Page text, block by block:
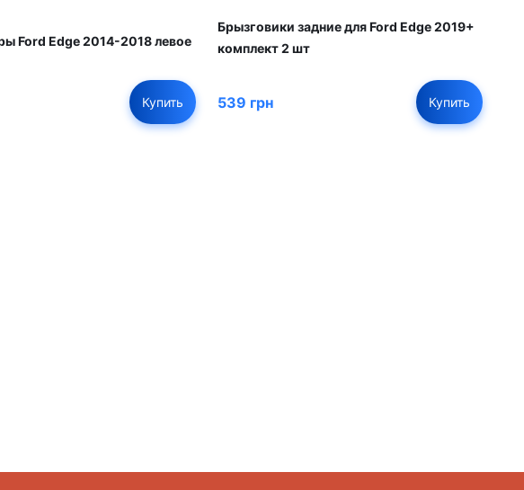
Ford Edge 2014-2018 левое
Купить
Брызговики задние для Ford Edge 2019+
комплект 2 шт
539 грн Купить